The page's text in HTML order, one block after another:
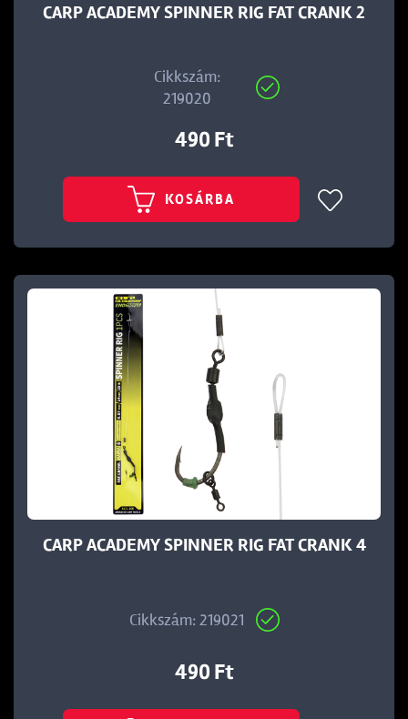
CARP ACADEMY SPINNER RIG FAT CRANK 2
Cikkszám:
219020
490 Ft
KOSÁRBA
CARP ACADEMY SPINNER RIG FAT CRANK 4
Cikkszám: 219021
490 Ft